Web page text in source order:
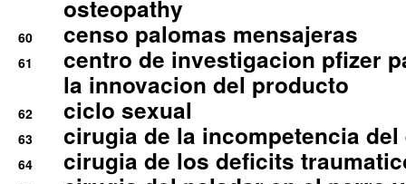
osteopathy
60 censo palomas mensajeras
61
centro de investigacion pfizer
la innovacion del producto
62 ciclo sexual
63 cirugia de la incompetencia
64 cirugia de los deficits